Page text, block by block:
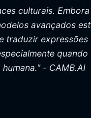
culturais.
avançados
traduzir expressões
- CAMB.AI